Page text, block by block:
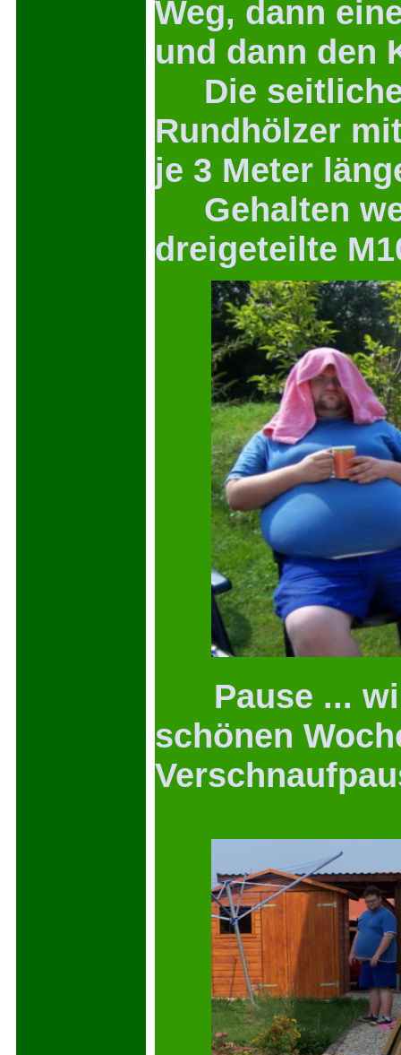
Weg, dann
und dann den
Die seitliche
Rundhölzer
je 3 Meter
Gehalten
dreigeteilte
Pause ... wir
schönen